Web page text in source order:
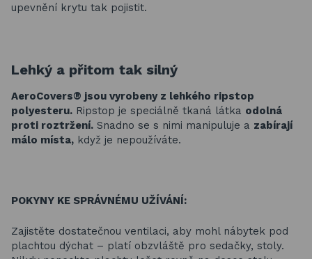
upevnění krytu tak pojistit.
Lehký a přitom tak silný
AeroCovers® jsou vyrobeny z lehkého ripstop
polyesteru. Ripstop je speciálně tkaná látka odolná
proti roztržení. Snadno se s nimi manipuluje a zabírají
málo místa, když je nepoužíváte.
POKYNY KE SPRÁVNÉMU UŽÍVÁNÍ:
Zajistěte dostatečnou ventilaci, aby mohl nábytek pod
plachtou dýchat – platí obzvláště pro sedačky, stoly.